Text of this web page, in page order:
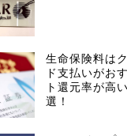
生命保険料は
ド支払いがお
ト還元率が高
選！